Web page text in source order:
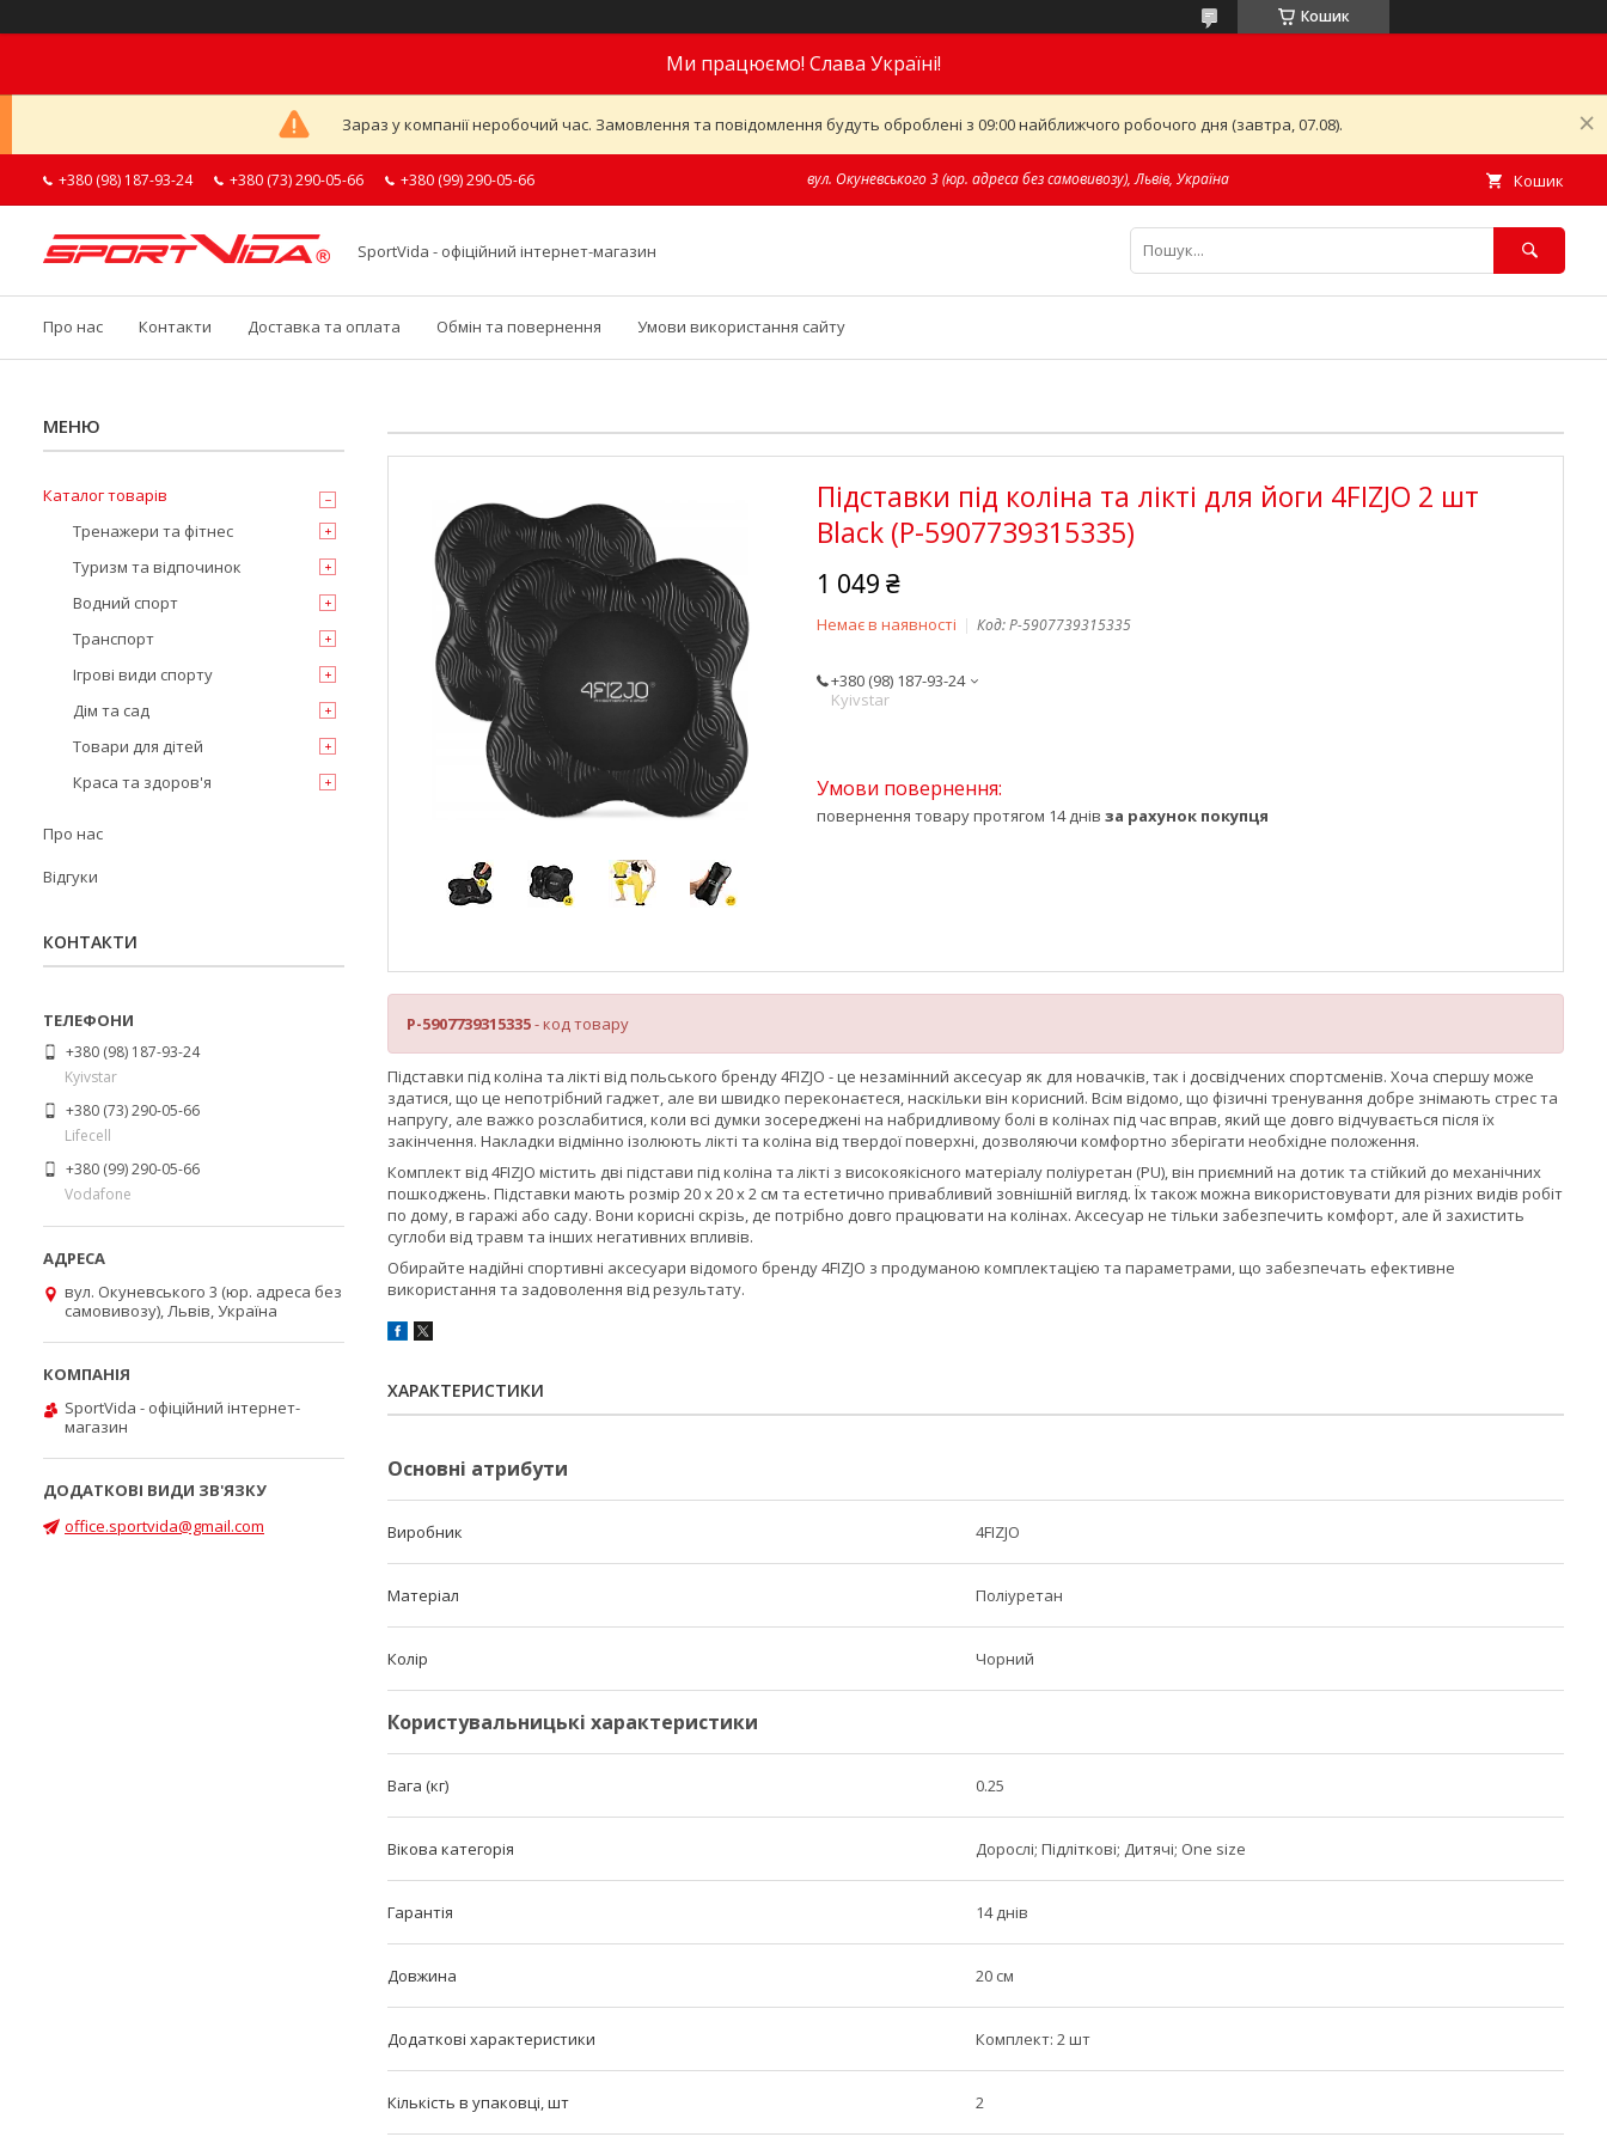
Кошик
Ми працюємо! Слава Україні!
Зараз у компанії неробочий час. Замовлення та повідомлення будуть оброблені з 09:00 найближчого робочого дня (завтра, 07.08).
+380 (98) 187-93-24 +380 (73) 290-05-66 +380 (99) 290-05-66 вул. Окуневського 3 (юр. адреса без самовивозу), Львів, Україна Кошик
SportVida - офіційний інтернет-магазин
Про нас Контакти Доставка та оплата Обмін та повернення Умови використання сайту
Підставки під коліна та лікті для йоги 4FIZJO 2 шт
Black (P-5907739315335)
1 049 ₴
Немає в наявності Код:P-5907739315335
+380 (98) 187-93-24
Kyivstar
повернення товару протягом 14 днів за рахунок покупця
P-5907739315335- код товару
Підставки під коліна та лікті від польського бренду4FIZJO - це незамінний аксесуар як для новачків, так і досвідчених спортсменів. Хоча спершу може
здатися, що це непотрібний гаджет, але ви швидко переконаєтеся, наскільки він корисний. Всім відомо, що фізичні тренування добре знімають стрес та
напругу, але важко розслабитися, коли всі думки зосереджені на набридливому болі в колінах під час вправ, який ще довго відчувається після їх
закінчення. Накладки відмінно ізолюють лікті та коліна від твердої поверхні, дозволяючи комфортно зберігати необхідне положення.
Комплект від4FIZJO містить дві підстави під коліна та лікті з високоякісного матеріалу поліуретан (PU), він приємний на дотик та стійкий до механічних
пошкоджень. Підставки мають розмір 20 x 20 x 2 см та естетично привабливий зовнішній вигляд. Їх також можна використовувати для різних видів робіт
по дому, в гаражі або саду. Вони корисні скрізь, де потрібно довго працювати на колінах. Аксесуар не тільки забезпечить комфорт, але й захистить
суглоби від травм та інших негативних впливів.
Обирайте надійні спортивні аксесуари відомого бренду4FIZJO з продуманою комплектацією та параметрами, що забезпечать ефективне
використання та задоволення від результату.
ХАРАКТЕРИСТИКИ
Основні атрибути
Виробник 4FIZJO
Матеріал Поліуретан
Колір Чорний
Користувальницькі характеристики
Вага (кг) 0.25
Вікова категорія Дорослі; Підліткові; Дитячі; One size
Гарантія 14 днів
Довжина 20 см
Додаткові характеристики Комплект: 2 шт
Кількість в упаковці, шт 2
Каталог товарів
Тренажери та фітнес
Туризм та відпочинок
Водний спорт
Транспорт
Ігрові види спорту
Дім та сад
Товари для дітей
Краса та здоров'я
Про нас
Відгуки
КОНТАКТИ
+380 (98) 187-93-24
Kyivstar
+380 (73) 290-05-66
Lifecell
+380 (99) 290-05-66
Vodafone
вул. Окуневського 3 (юр. адреса без
самовивозу), Львів, Україна
SportVida - офіційний інтернет-
магазин
office.sportvida@gmail.com